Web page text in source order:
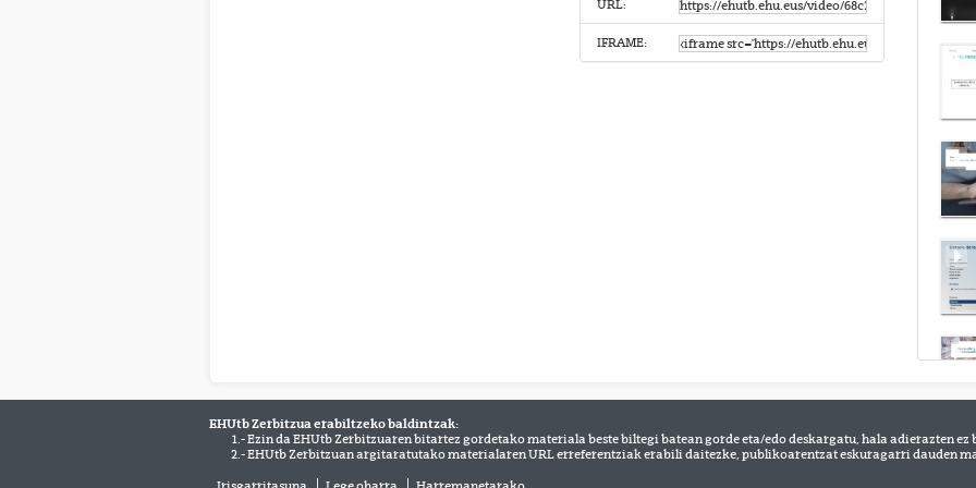
URL:
IFRAME:
EHUtb Zerbitzua erabiltzeko baldintzak:
1.- Ezin da EHUtb Zerbitzuaren bitartez gordetako materiala beste biltegi batean gorde eta/edo deskargatu, hala adierazten ez
2.- EHUtb Zerbitzuan argitaratutako materialaren URL erreferentziak erabili daitezke, publikoarentzat eskuragarri dauden